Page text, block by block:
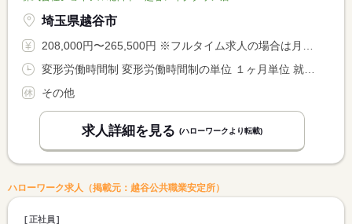
埼玉県越谷市
208,000円〜265,500円 ※フルタイム求人の場合は月額（換算額）、パート求人の場合は時間額を表示しています。
その他
求人詳細を見る (ハローワークより転載)
ハローワーク求人（掲載元：越谷公共職業安定所）
正社員